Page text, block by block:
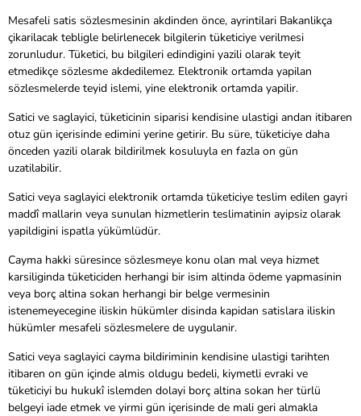
Mesafeli satis sözlesmesinin akdinden önce, ayrintilari Bakanlikça
çikarilacak tebligle belirlenecek bilgilerin tüketiciye verilmesi
zorunludur. Tüketici, bu bilgileri edindigini yazili olarak teyit
etmedikçe sözlesme akdedilemez. Elektronik ortamda yapilan
sözlesmelerde teyid islemi, yine elektronik ortamda yapilir.
Satici ve saglayici, tüketicinin siparisi kendisine ulastigi andan itibaren
otuz gün içerisinde edimini yerine getirir. Bu süre, tüketiciye daha
önceden yazili olarak bildirilmek kosuluyla en fazla on gün
uzatilabilir.
Satici veya saglayici elektronik ortamda tüketiciye teslim edilen gayri
maddî mallarin veya sunulan hizmetlerin teslimatinin ayipsiz olarak
yapildigini ispatla yükümlüdür.
Cayma hakki süresince sözlesmeye konu olan mal veya hizmet
karsiliginda tüketiciden herhangi bir isim altinda ödeme yapmasinin
veya borç altina sokan herhangi bir belge vermesinin
istenemeyecegine iliskin hükümler disinda kapidan satislara iliskin
hükümler mesafeli sözlesmelere de uygulanir.
Satici veya saglayici cayma bildiriminin kendisine ulastigi tarihten
itibaren on gün içinde almis oldugu bedeli, kiymetli evraki ve
tüketiciyi bu hukukî islemden dolayi borç altina sokan her türlü
belgeyi iade etmek ve yirmi gün içerisinde de mali geri almakla